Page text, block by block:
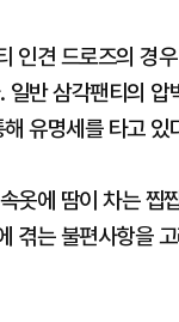
인견 드로즈의 경
일반 삼각팬티의
유명세를 타고 있
옷에 땀이 차는 찝
겪는 불편사항을